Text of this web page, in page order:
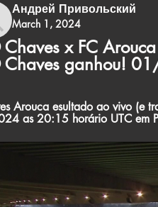
Андрей Привольский
March 1, 2024
x FC
Chaves ganhou!
Arouca esultado ao vivo (e
as 20:15 horário UTC em